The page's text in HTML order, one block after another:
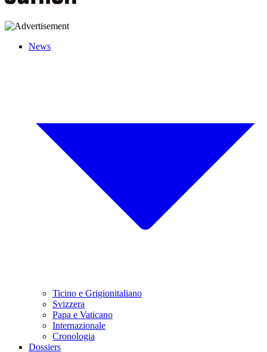
News
Ticino e Grigionitaliano
Svizzera
Papa e Vaticano
Internazionale
Cronologia
Dossiers